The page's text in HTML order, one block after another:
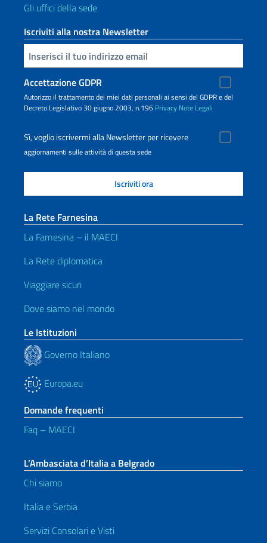
Gli uffici della sede
Iscriviti alla nostra Newsletter
Inserisci la tua email
Accettazione GDPR
Autorizzo il trattamento dei miei dati personali ai sensi del GDPR e del
Decreto Legislativo 30 giugno 2003, n.196 Privacy Note Legali
Sì, voglio iscrivermi alla Newsletter per ricevere
aggiornamenti sulle attività di questa sede
La Rete Farnesina
La Farnesina – il MAECI
La Rete diplomatica
Viaggiare sicuri
Dove siamo nel mondo
Le Istituzioni
Governo Italiano
Europa.eu
Domande frequenti
Faq – MAECI
L’Ambasciata d’Italia a Belgrado
Chi siamo
Italia e Serbia
Servizi Consolari e Visti